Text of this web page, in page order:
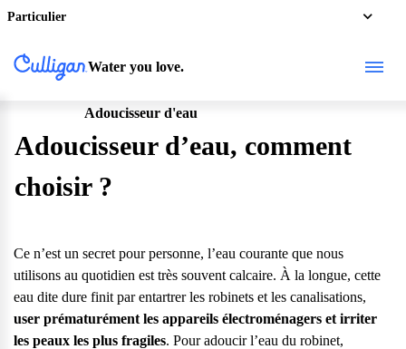
Particulier
Water you love.
Adoucisseur d'eau
Adoucisseur d’eau, comment
choisir ?
Ce n’est un secret pour personne, l’eau courante que nous
utilisons au quotidien est très souvent calcaire. À la longue, cette
eau dite dure finit par entartrer les robinets et les canalisations,
user prématurément les appareils électroménagers et irriter
les peaux les plus fragiles. Pour adoucir l’eau du robinet,